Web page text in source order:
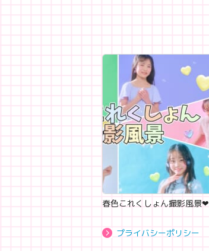
春色これくしょん撮影風景‪‪❤︎‬
プライバシーポリシー